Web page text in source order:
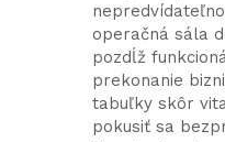
operačná sála
pozdĺž
prekonanie
tabuľky skôr
pokusiť sa